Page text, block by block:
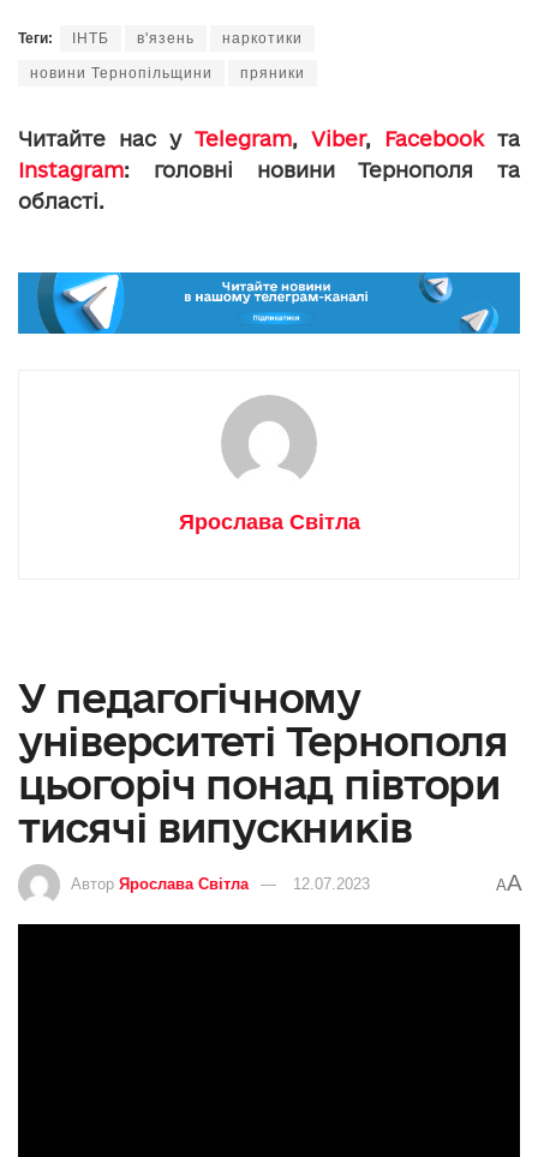
Теги: ІНТБ в'язень наркотики
новини Тернопільщини пряники
Читайте нас у Telegram, Viber, Facebookта
Instagram: головні новини Тернополя та
області.
Ярослава Світла
У педагогічному
університеті Тернополя
цьогоріч понад півтори
тисячі випускників
Автор Ярослава Світла 12.07.2023 AA